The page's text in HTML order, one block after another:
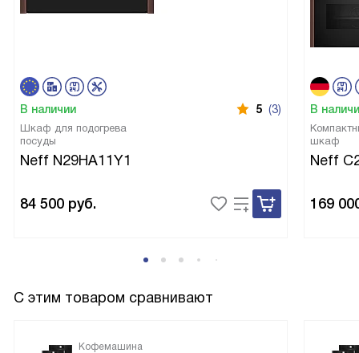
В наличии 5 (3)
Шкаф для подогрева
посуды
Neff N29HA11Y1
84 500 руб.
В
шкаф
Neff
169
С этим товаром сравнивают
Кофемашина